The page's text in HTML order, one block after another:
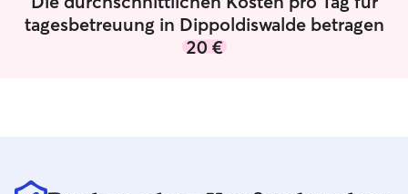
tagesbetreuung in Dippoldiswalde betragen
20 €